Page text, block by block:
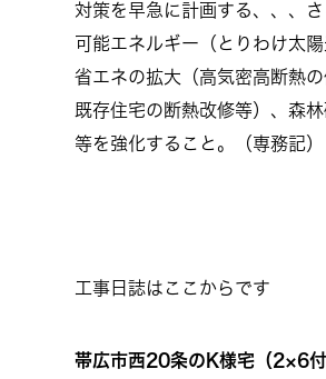
対策を早急に計画する、、、
可能エネルギー（とりわけ太
省エネの拡大（高気密高断熱
既存住宅の断熱改修等）、森
等を強化すること。（専務記）
工事日誌はここからです
帯広市西20条のK様宅（2×6付